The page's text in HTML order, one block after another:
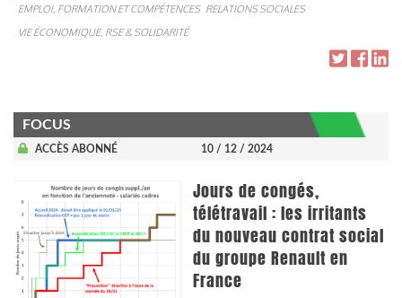
EMPLOI, FORMATION ET COMPÉTENCES RELATIONS SOCIALES
VIE ÉCONOMIQUE, RSE & SOLIDARITÉ
FOCUS
ACCÈS ABONNÉ 10 / 12 / 2024
Jours de congés,
télétravail : les irritants
du nouveau contrat social
du groupe Renault en
France